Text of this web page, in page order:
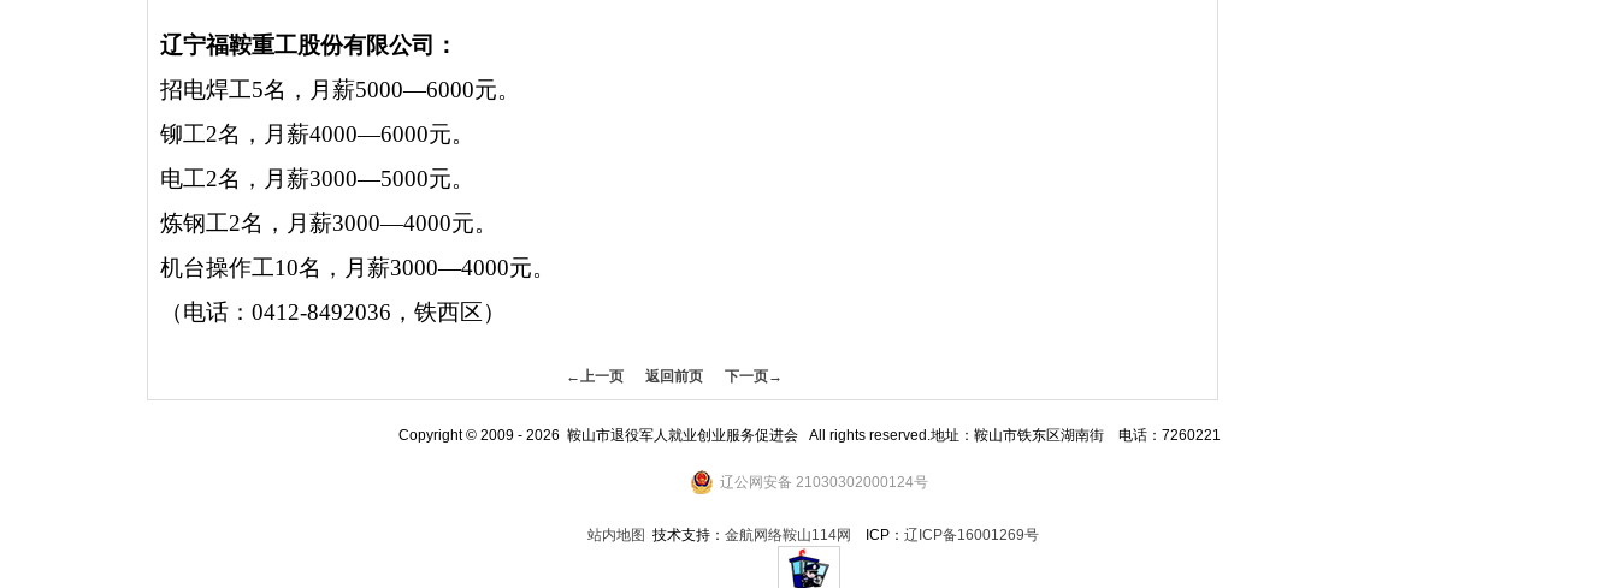
辽宁福鞍重工股份有限公司：
招电焊工5名，月薪5000—6000元。
铆工2名，月薪4000—6000元。
电工2名，月薪3000—5000元。
炼钢工2名，月薪3000—4000元。
机台操作工10名，月薪3000—4000元。
（电话：0412-8492036，铁西区）
←上一页 返回前页 下一页→
Copyright © 2009 - 2026 鞍山市退役军人就业创业服务促进会 All rights reserved.地址：鞍山市铁东区湖南街 电话：7260221
辽公网安备 21030302000124号
站内地图 技术支持： 金航网络鞍山114网 ICP： 辽ICP备16001269号